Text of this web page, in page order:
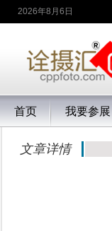
2026年8月6日
首页 我要参展
文章详情